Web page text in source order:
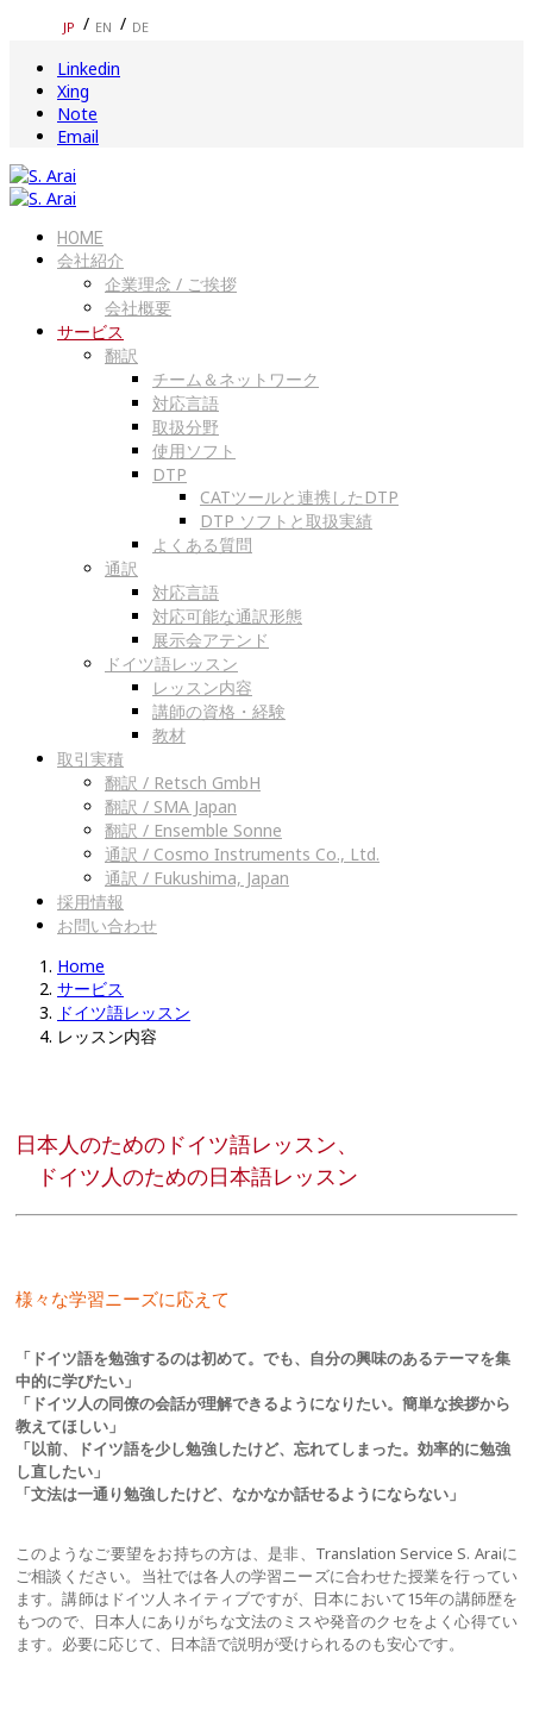
JP EN DE
Linkedin
Xing
Note
Email
HOME
会社紹介
企業理念 / ご挨拶
会社概要
サービス
翻訳
チーム＆ネットワーク
対応言語
取扱分野
使用ソフト
DTP
CATツールと連携したDTP
DTP ソフトと取扱実績
よくある質問
通訳
対応言語
対応可能な通訳形態
展示会アテンド
ドイツ語レッスン
レッスン内容
講師の資格・経験
教材
取引実積
翻訳 / Retsch GmbH
翻訳 / SMA Japan
翻訳 / Ensemble Sonne
通訳 / Cosmo Instruments Co., Ltd.
通訳 / Fukushima, Japan
採用情報
お問い合わせ
Home
サービス
ドイツ語レッスン
レッスン内容
日本人のためのドイツ語レッスン、
ドイツ人のための日本語レッスン
様々な学習ニーズに応えて
「ドイツ語を勉強するのは初めて。でも、自分の興味のあるテーマを集
中的に学びたい」
「ドイツ人の同僚の会話が理解できるようになりたい。簡単な挨拶から
教えてほしい」
「以前、ドイツ語を少し勉強したけど、忘れてしまった。効率的に勉強
し直したい」
「文法は一通り勉強したけど、なかなか話せるようにならない」
このようなご要望をお持ちの方は、是非、Translation Service S. Araiに
ご相談ください。当社では各人の学習ニーズに合わせた授業を行ってい
ます。講師はドイツ人ネイティブですが、日本において15年の講師歴を
もつので、日本人にありがちな文法のミスや発音のクセをよく心得てい
ます。必要に応じて、日本語で説明が受けられるのも安心です。